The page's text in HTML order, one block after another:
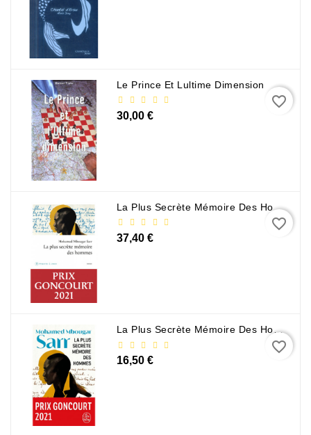
Le Prince Et Lultime Dimension
30,00 €
favorite_border
La Plus Secrète Mémoire Des Hommes - Mohamed Mbougar Sarr
37,40 €
favorite_border
La Plus Secrète Mémoire Des Hommes - Mohamed Mbougar Sarr
16,50 €
favorite_border